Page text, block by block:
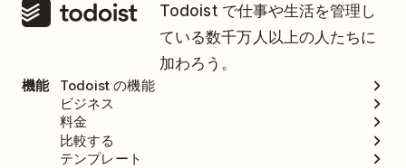
Todoist で仕事や生活を管理し
ている数千万人以上の人たちに
加わろう。
機能
Todoist の機能
ビジネス
料金
比較する
テンプレート